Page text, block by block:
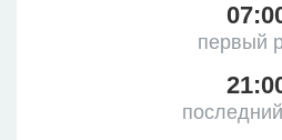
первый